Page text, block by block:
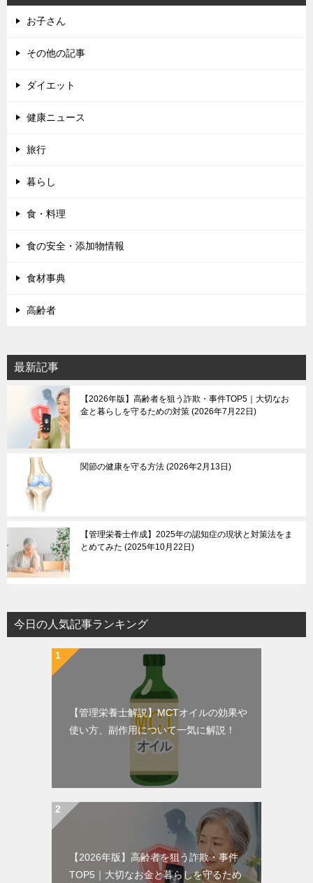
お子さん
その他の記事
ダイエット
健康ニュース
旅行
暮らし
食・料理
食の安全・添加物情報
食材事典
高齢者
最新記事
【2026年版】高齢者を狙う詐欺・事件TOP5｜大切なお
金と暮らしを守るための対策 2026年7月22日
関節の健康を守る方法 2026年2月13日
【管理栄養士作成】2025年の認知症の現状と対策法をま
とめてみた 2025年10月22日
今日の人気記事ランキング
【管理栄養士解説】MCTオイルの効果や
使い方、副作用について一気に解説！
【2026年版】高齢者を狙う詐欺・事件
TOP5｜大切なお金と暮らしを守るため